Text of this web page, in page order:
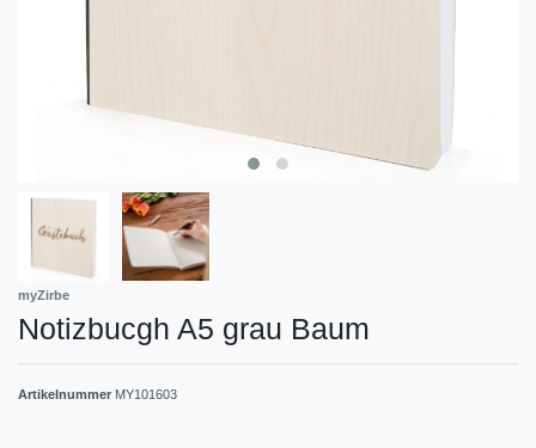
myZirbe
Notizbucgh A5 grau Baum
Artikelnummer MY101603